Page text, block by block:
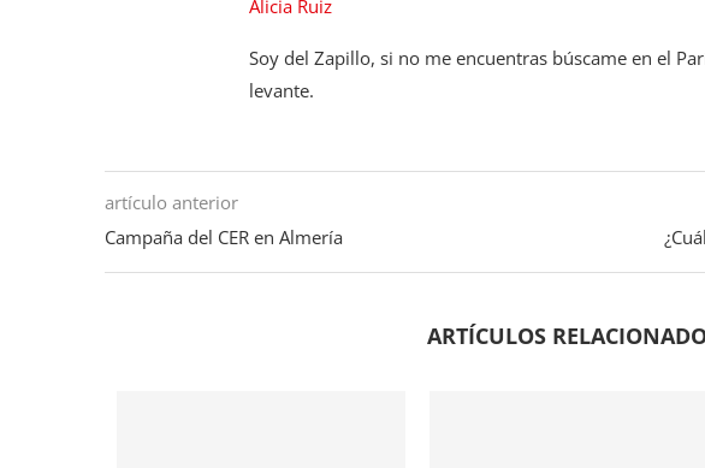
Alicia Ruiz
Soy del Zapillo, si no me encuentras búscame en el
levante.
artículo anterior
Campaña del CER en Almería
ARTÍCULOS